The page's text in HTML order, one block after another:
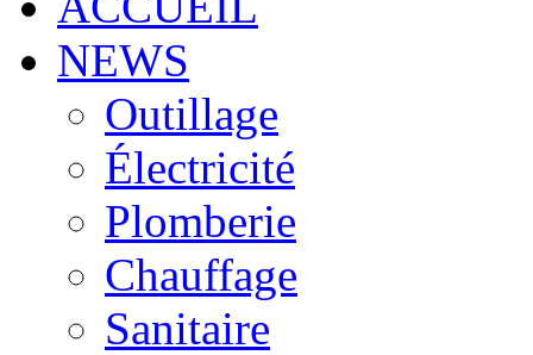
NEWS
Outillage
Électricité
Plomberie
Chauffage
Sanitaire